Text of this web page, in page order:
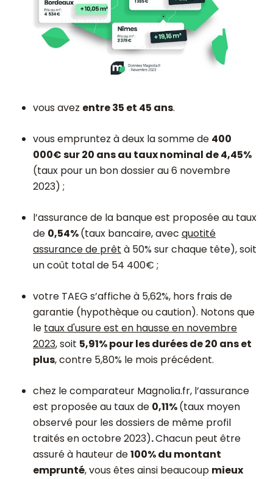
vous avez entre 35 et 45 ans.
vous empruntez à deux la somme de 400
000€ sur 20 ans au taux nominal de 4,45%
(taux pour un bon dossier au 6 novembre
2023) ;
l’assurance de la banque est proposée au taux
de 0,54%(taux bancaire, avec quotité
assurance de prêt à 50% sur chaque tête), soit
un coût total de 54 400€ ;
votre TAEG s’affiche à 5,62%, hors frais de
garantie (hypothèque ou caution). Notons que
le taux d'usure est en hausse en novembre
2023, soit 5,91% pour les durées de 20 ans et
plus, contre 5,80% le mois précédent.
chez le comparateur Magnolia.fr, l’assurance
est proposée au taux de 0,11%(taux moyen
observé pour les dossiers de même profil
traités en octobre 2023).Chacun peut être
assuré à hauteur de100% du montant
emprunté, vous êtes ainsi beaucoup mieux